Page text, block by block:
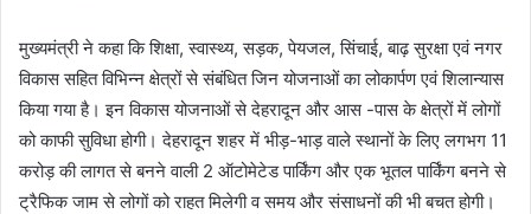
मुख्यमंत्री ने कहा कि शिक्षा, स्वास्थ्य, सड़क, पेयजल, सिंचाई, बाढ़ सुरक्षा एवं नगर
विकास सहित विभिन्न क्षेत्रों से संबंधित जिन योजनाओं का लोकार्पण एवं शिलान्यास
किया गया है। इन विकास योजनाओं से देहरादून और आस -पास के क्षेत्रों में लोगों
को काफी सुविधा होगी। देहरादून शहर में भीड़-भाड़ वाले स्थानों के लिए लगभग 11
करोड़ की लागत से बनने वाली 2 ऑटोमेटेड पार्किंग और एक भूतल पार्किंग बनने से
ट्रैफिक जाम से लोगों को राहत मिलेगी व समय और संसाधनों की भी बचत होगी।